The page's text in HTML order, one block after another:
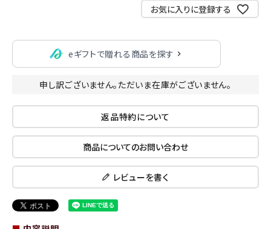
お気に入りに登録する
eギフトで贈れる商品を探す
申し訳ございません。ただいま在庫がございません。
返品特約について
商品についてのお問い合わせ
レビューを書く